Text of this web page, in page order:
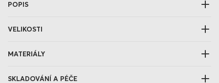
POPIS
VELIKOSTI
MATERIÁLY
SKLADOVÁNÍ A PÉČE